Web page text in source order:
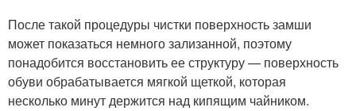
После такой процедуры чистки поверхность замши
может показаться немного зализанной, поэтому
понадобится восстановить ее структуру — поверхность
обуви обрабатывается мягкой щеткой, которая
несколько минут держится над кипящим чайником.